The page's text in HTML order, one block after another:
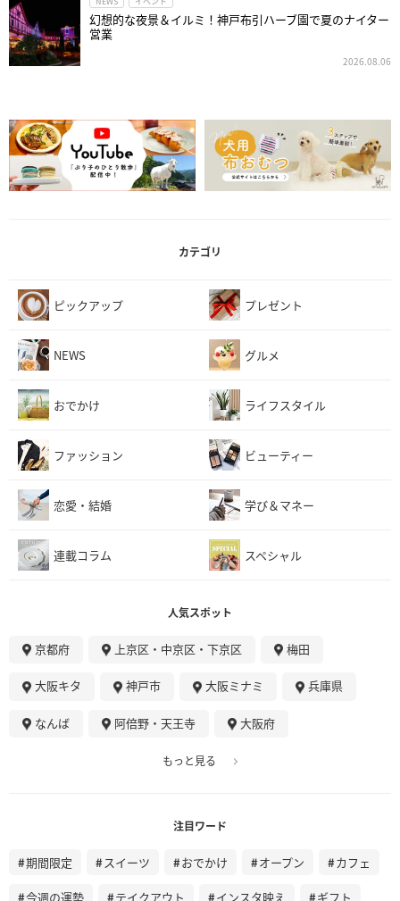
幻想的な夜景＆イルミ！神戸布引ハーブ園で夏のナイター
営業
2026.08.06
カテゴリ
ピックアップ プレゼント
NEWS グルメ
おでかけ ライフスタイル
ファッション ビューティー
恋愛・結婚 学び＆マネー
連載コラム スペシャル
人気スポット
京都府 上京区・中京区・下京区 梅田
大阪キタ 神戸市 大阪ミナミ 兵庫県
なんば 阿倍野・天王寺 大阪府
もっと見る
注目ワード
期間限定 スイーツ おでかけ オープン カフェ
今週の運勢 テイクアウト インスタ映え ギフト